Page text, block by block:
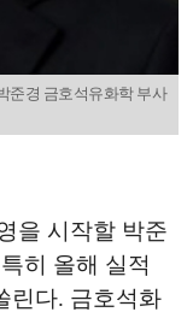
준경 금호석유화학 부사
을 시작할 박준
히 올해 실적
린다. 금호석화